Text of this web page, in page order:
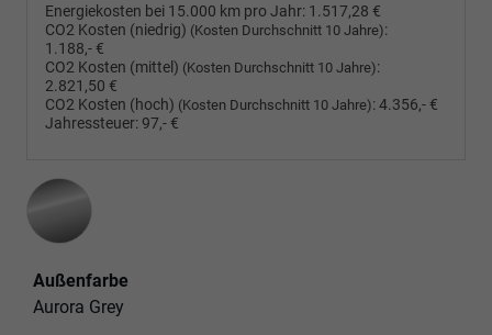
Energiekosten bei 15.000 km pro Jahr: 1.517,28 €
CO2 Kosten (niedrig) (Kosten Durchschnitt 10 Jahre):
1.188,- €
CO2 Kosten (mittel) (Kosten Durchschnitt 10 Jahre):
2.821,50 €
CO2 Kosten (hoch) (Kosten Durchschnitt 10 Jahre):4.356,- €
Jahressteuer: 97,- €
Außenfarbe
Aurora Grey